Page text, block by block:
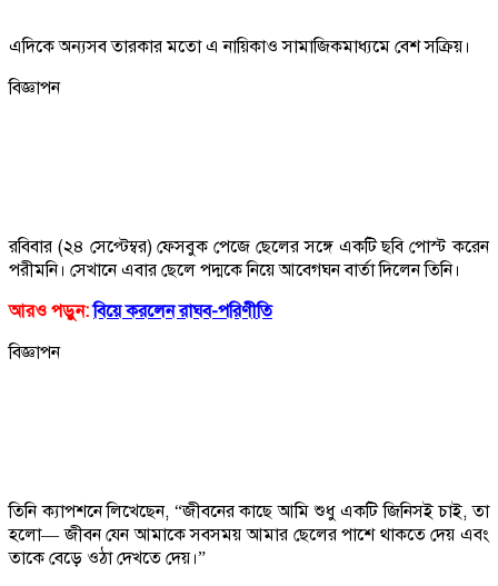
এদিকে অন্যসব তারকার মতো এ নায়িকাও সামাজিকমাধ্যমে বেশ সক্রিয়।
বিজ্ঞাপন
রবিবার (২৪ সেপ্টেম্বর) ফেসবুক পেজে ছেলের সঙ্গে একটি ছবি পোস্ট করেন
পরীমনি। সেখানে এবার ছেলে পদ্মকে নিয়ে আবেগঘন বার্তা দিলেন তিনি।
আরও পড়ুন: বিয়ে করলেন রাঘব-পরিণীতি
বিজ্ঞাপন
তিনি ক্যাপশনে লিখেছেন, “জীবনের কাছে আমি শুধু একটি জিনিসই চাই, তা
হলো— জীবন যেন আমাকে সবসময় আমার ছেলের পাশে থাকতে দেয় এবং
তাকে বেড়ে ওঠা দেখতে দেয়।”